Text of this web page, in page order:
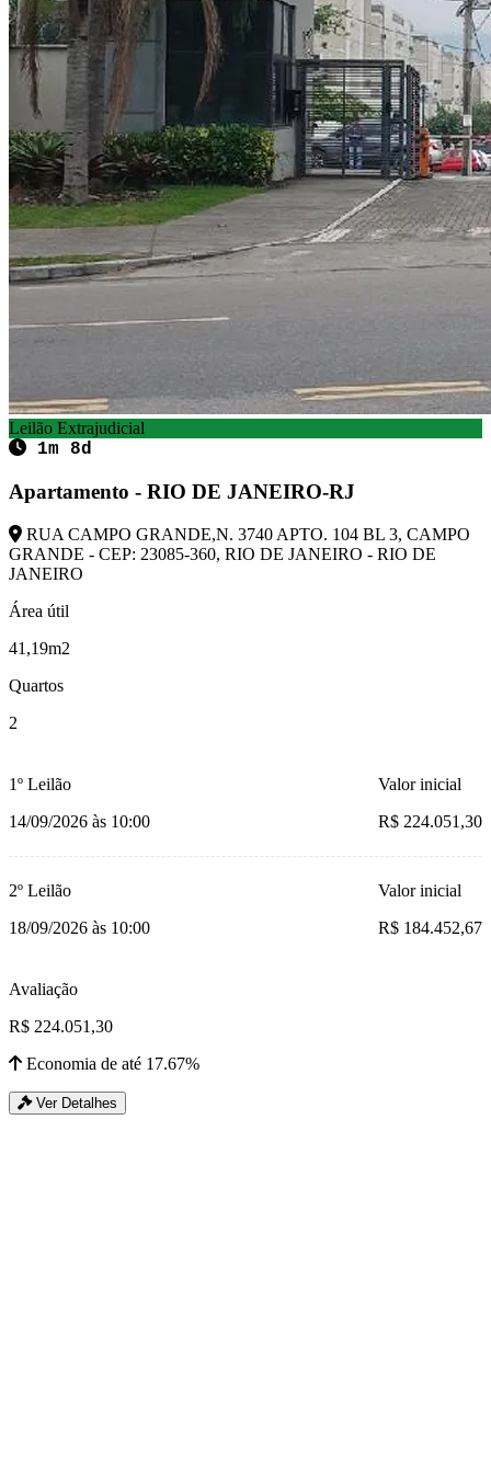
Leilão Extrajudicial
1m 8d
Apartamento - RIO DE JANEIRO-RJ
RUA CAMPO GRANDE,N. 3740 APTO. 104 BL 3, CAMPO
GRANDE - CEP: 23085-360, RIO DE JANEIRO - RIO DE
JANEIRO
Área útil
41,19m2
Quartos
2
1º Leilão
14/09/2026 às 10:00
Valor inicial
R$ 224.051,30
2º Leilão
18/09/2026 às 10:00
Valor inicial
R$ 184.452,67
Avaliação
R$ 224.051,30
Economia de até 17.67%
Ver Detalhes